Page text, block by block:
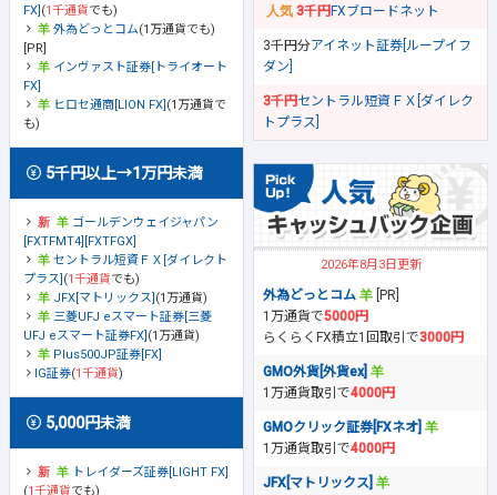
FX] (1千通貨でも)
外為どっとコム(1万通貨でも)
[PR]
インヴァスト証券[トライオート
FX]
ヒロセ通商[LION FX] (1万通貨で
も)
5千円以上→1万円未満
ゴールデンウェイジャパン
[FXTFMT4][FXTFGX]
セントラル短資ＦＸ[ダイレクト
プラス] (1千通貨でも)
JFX[マトリックス] (1万通貨)
三菱UFJ eスマート証券[三菱
UFJ eスマート証券FX] (1万通貨)
Plus500JP証券[FX]
IG証券(1千通貨)
5,000円未満
トレイダーズ証券[LIGHT FX]
(1千通貨でも)
3千円FXブロードネット
3千円分アイネット証券[ループイフ
ダン]
3千円セントラル短資ＦＸ[ダイレク
トプラス]
2026年8月3日更新
外為どっとコム
[PR]
1万通貨で5000円
らくらくFX積立1回取引で3000円
GMO外貨[外貨ex]
1万通貨取引で4000円
GMOクリック証券[FXネオ]
1万通貨取引で4000円
JFX[マトリックス]